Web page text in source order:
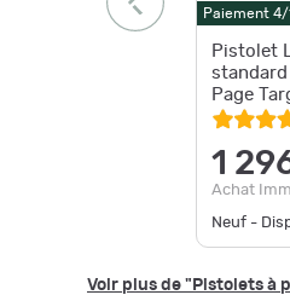
Paiement
Pistolet
Page
1
Achat
Neuf -
Voir plus de "Pistolets à